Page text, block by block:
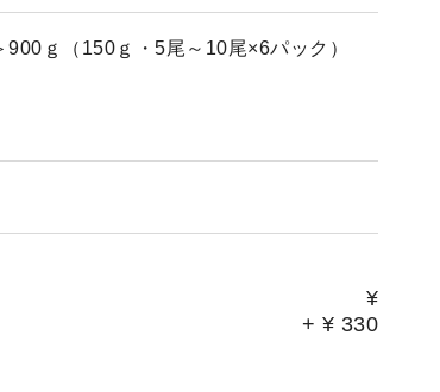
ｇ（150ｇ・5尾～10尾×6パック）
¥
+ ¥ 330